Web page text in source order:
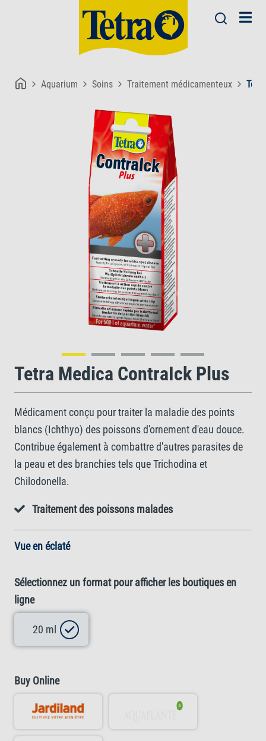
Aquarium Soins Traitement médicamenteux
Tetra Medica ContraIck Plus
Médicament conçu pour traiter la maladie des points
blancs (Ichthyo) des poissons d'ornement d'eau douce.
Contribue également à combattre d'autres parasites de
la peau et des branchies tels que Trichodina et
Chilodonella.
Traitement des poissons malades
Vue en éclaté
Sélectionnez un format pour afficher les boutiques en
ligne
20 ml
Buy Online